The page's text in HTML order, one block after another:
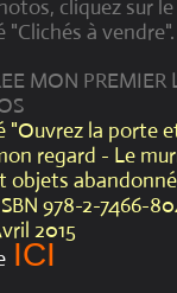
cliquez sur
à vendre".
MON PREMIER
"Ouvrez la porte
regard - Le
objets
978-2-7466-
2015
ICI